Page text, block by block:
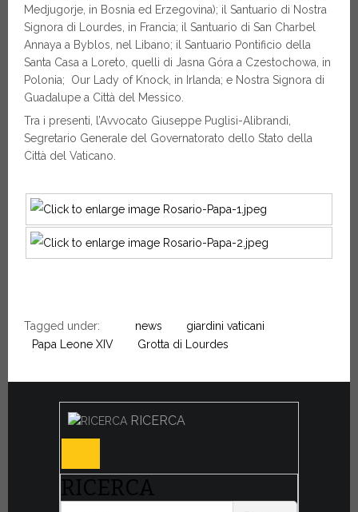
Medjugorje, in Bosnia ed Erzegovina); il Santuario di Nostra
Signora di Lourdes, in Francia; il Santuario di San Charbel
Annaya a Byblos, nel Libano; il Santuario Pontificio della
Santa Casa a Loreto, quelli di Jasna Góra a Czestochowa, in
Polonia; Our Lady of Knock, in Irlanda; e Nostra Signora di
Guadalupe a Città del Messico.
Tra i presenti, l’Avvocato Giuseppe Puglisi-Alibrandi,
Segretario Generale del Governatorato dello Stato della
Città del Vaticano.
Tagged under: news
giardini vaticani
Papa Leone XIV
Grotta di Lourdes
RICERCA
RICERCA